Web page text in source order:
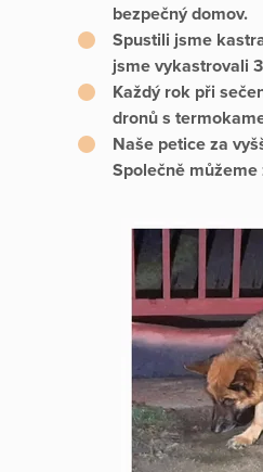
bezpečný domov.
Spustili jsme
jsme vykastrovali
Každý rok při
dronů s
Naše petice za
Společně